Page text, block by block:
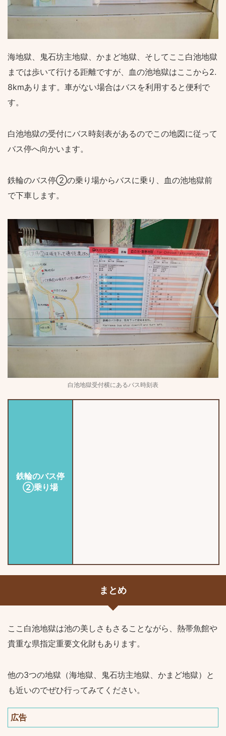
海地獄、鬼石坊主地獄、かまど地獄、そしてここ白池地獄
までは歩いて行ける距離ですが、血の池地獄はここから2.
8kmあります。車がない場合はバスを利用すると便利で
す。
白池地獄の受付にバス時刻表があるのでこの地図に従って
バス停へ向かいます。
鉄輪のバス停②の乗り場からバスに乗り、血の池地獄前
で下車します。
白池地獄受付横にあるバス時刻表
鉄輪のバス停
②乗り場
まとめ
ここ白池地獄は池の美しさもさることながら、熱帯魚館や
貴重な県指定重要文化財もあります。
他の3つの地獄（海地獄、鬼石坊主地獄、かまど地獄）と
も近いのでぜひ行ってみてください。
広告